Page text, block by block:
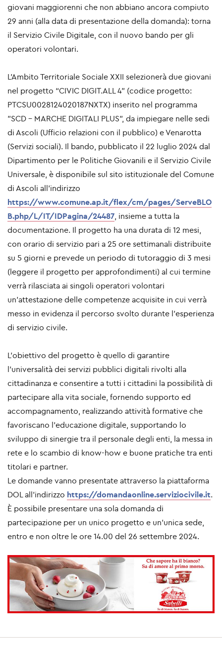
giovani maggiorenni che non abbiano ancora compiuto
29 anni (alla data di presentazione della domanda): torna
il Servizio Civile Digitale, con il nuovo bando per gli
operatori volontari.
L’Ambito Territoriale Sociale XXII selezionerà due giovani
nel progetto “CIVIC DIGIT.ALL 4” (codice progetto:
PTCSU0028124020187NXTX) inserito nel programma
"SCD - MARCHE DIGITALI PLUS", da impiegare nelle sedi
di Ascoli (Ufficio relazioni con il pubblico) e Venarotta
(Servizi sociali). Il bando, pubblicato il 22 luglio 2024 dal
Dipartimento per le Politiche Giovanili e il Servizio Civile
Universale, è disponibile sul sito istituzionale del Comune
di Ascoli all’indirizzo
https://www.comune.ap.it/flex/cm/pages/ServeBLO
B.php/L/IT/IDPagina/24487, insieme a tutta la
documentazione. Il progetto ha una durata di 12 mesi,
con orario di servizio pari a 25 ore settimanali distribuite
su 5 giorni e prevede un periodo di tutoraggio di 3 mesi
(leggere il progetto per approfondimenti) al cui termine
verrà rilasciata ai singoli operatori volontari
un’attestazione delle competenze acquisite in cui verrà
messo in evidenza il percorso svolto durante l’esperienza
di servizio civile.
L’obiettivo del progetto è quello di garantire
l’universalità dei servizi pubblici digitali rivolti alla
cittadinanza e consentire a tutti i cittadini la possibilità di
partecipare alla vita sociale, fornendo supporto ed
accompagnamento, realizzando attività formative che
favoriscano l’educazione digitale, supportando lo
sviluppo di sinergie tra il personale degli enti, la messa in
rete e lo scambio di know-how e buone pratiche tra enti
titolari e partner.
Le domande vanno presentate attraverso la piattaforma
DOL all’indirizzo https://domandaonline.serviziocivile.it.
È possibile presentare una sola domanda di
partecipazione per un unico progetto e un’unica sede,
entro e non oltre le ore 14.00 del 26 settembre 2024.